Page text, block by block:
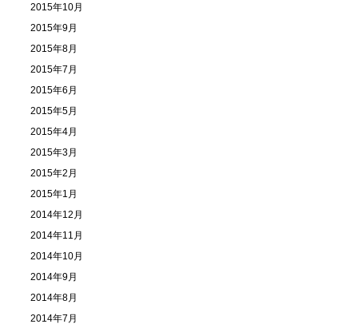
2015年10月
2015年9月
2015年8月
2015年7月
2015年6月
2015年5月
2015年4月
2015年3月
2015年2月
2015年1月
2014年12月
2014年11月
2014年10月
2014年9月
2014年8月
2014年7月